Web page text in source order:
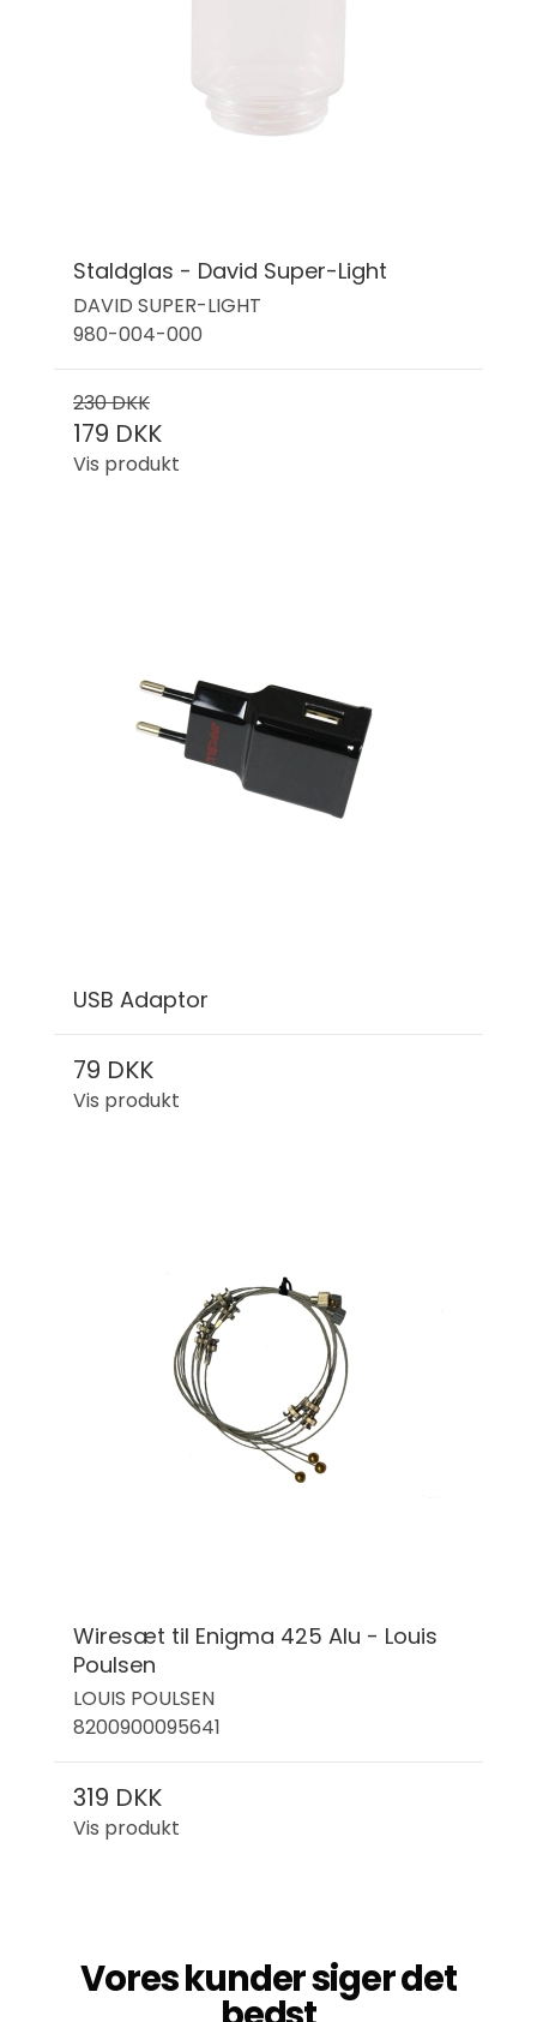
Staldglas - David Super-Light
DAVID SUPER-LIGHT
980-004-000
230 DKK
179 DKK
Vis produkt
USB Adaptor
79 DKK
Vis produkt
Wiresæt til Enigma 425 Alu - Louis
Poulsen
LOUIS POULSEN
8200900095641
319 DKK
Vis produkt
Vores kunder siger det